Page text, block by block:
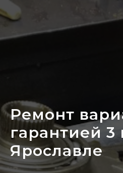
Ремонт
гарантией 3
Ярославле